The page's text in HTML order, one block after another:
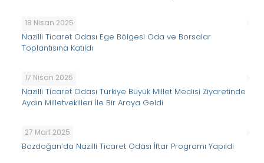
18 Nisan 2025
Nazilli Ticaret Odası Ege Bölgesi Oda ve Borsalar
Toplantısına Katıldı
17 Nisan 2025
Nazilli Ticaret Odası Türkiye Büyük Millet Meclisi Ziyaretinde
Aydın Milletvekilleri İle Bir Araya Geldi
27 Mart 2025
Bozdoğan’da Nazilli Ticaret Odası İftar Programı Yapıldı